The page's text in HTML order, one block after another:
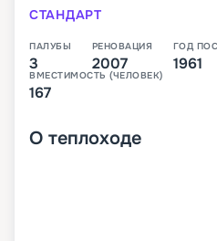
СТАНДАРТ
ПАЛУБЫ
3
РЕНОВАЦИЯ
2007
ГОД
1961
ВМЕСТИМОСТЬ (ЧЕЛОВЕК)
167
О теплоходе